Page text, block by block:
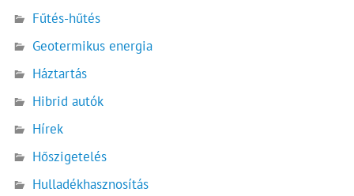
Fűtés-hűtés
Geotermikus energia
Háztartás
Hibrid autók
Hírek
Hőszigetelés
Hulladékhasznosítás